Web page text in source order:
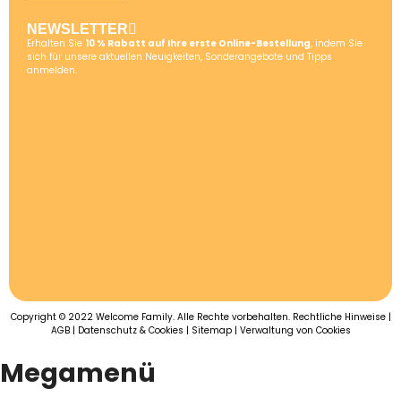
NEWSLETTER
Erhalten Sie 10 % Rabatt auf Ihre erste Online-Bestellung, indem Sie
sich für unsere aktuellen Neuigkeiten, Sonderangebote und Tipps
anmelden.
Copyright © 2022 Welcome Family. Alle Rechte vorbehalten. Rechtliche Hinweise|
AGB| Datenschutz & Cookies | Sitemap| Verwaltung von Cookies
Megamenü